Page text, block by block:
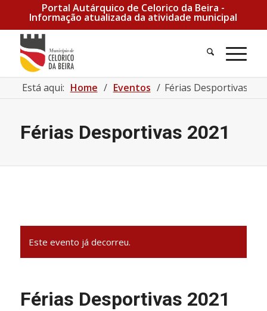
Portal Autárquico de Celorico da Beira -
Informação atualizada da atividade municipal
Pesquisa
Está aqui: Home / Eventos / Férias Desportivas
Férias Desportivas 2021
Este evento já decorreu.
Férias Desportivas 2021